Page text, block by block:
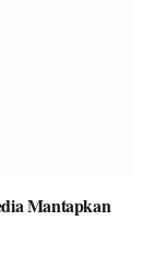
Mantapkan